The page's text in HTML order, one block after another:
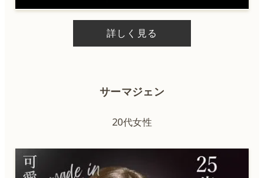
詳しく見る
サーマジェン
20代女性